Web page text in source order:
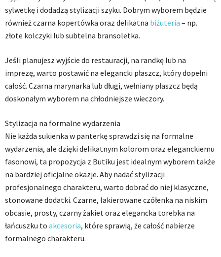
sylwetkę i dodadzą stylizacji szyku. Dobrym wyborem będzie
również czarna kopertówka oraz delikatna biżuteria – np.
złote kolczyki lub subtelna bransoletka.
Jeśli planujesz wyjście do restauracji, na randkę lub na
imprezę, warto postawić na elegancki płaszcz, który dopełni
całość. Czarna marynarka lub długi, wełniany płaszcz będą
doskonałym wyborem na chłodniejsze wieczory.
Stylizacja na formalne wydarzenia
Nie każda sukienka w panterkę sprawdzi się na formalne
wydarzenia, ale dzięki delikatnym kolorom oraz eleganckiemu
fasonowi, ta propozycja z Butiku jest idealnym wyborem także
na bardziej oficjalne okazje. Aby nadać stylizacji
profesjonalnego charakteru, warto dobrać do niej klasyczne,
stonowane dodatki. Czarne, lakierowane czółenka na niskim
obcasie, prosty, czarny żakiet oraz elegancka torebka na
łańcuszku to akcesoria, które sprawią, że całość nabierze
formalnego charakteru.